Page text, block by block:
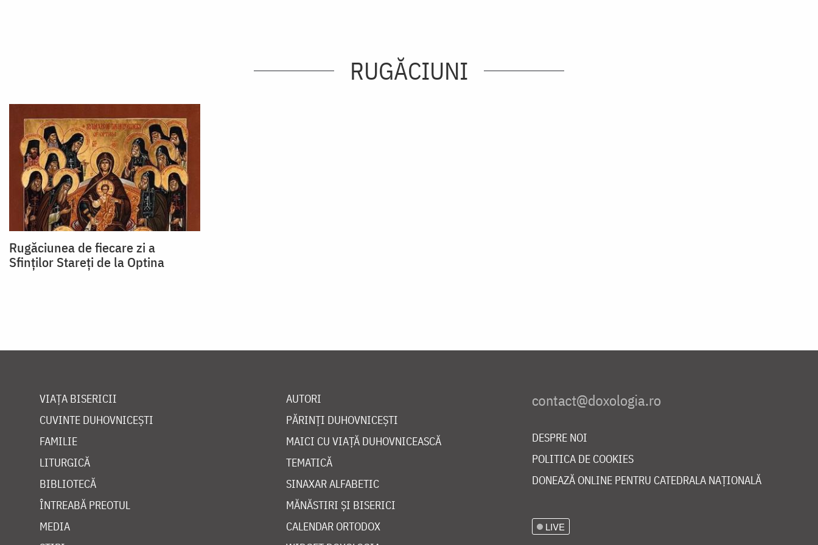
RUGĂCIUNI
Rugăciunea de fiecare zi a
Sfinților Stareți de la Optina
VIAȚA BISERICII
CUVINTE DUHOVNICEȘTI
FAMILIE
LITURGICĂ
BIBLIOTECĂ
ÎNTREABĂ PREOTUL
MEDIA
AUTORI
PĂRINȚI DUHOVNICEȘTI
MAICI CU VIAȚĂ DUHOVNICEASCĂ
TEMATICĂ
SINAXAR ALFABETIC
MĂNĂSTIRI ȘI BISERICI
CALENDAR ORTODOX
DESPRE NOI
POLITICA DE COOKIES
DONEAZĂ ONLINE PENTRU CATEDRALA NAȚIONALĂ
LIVE